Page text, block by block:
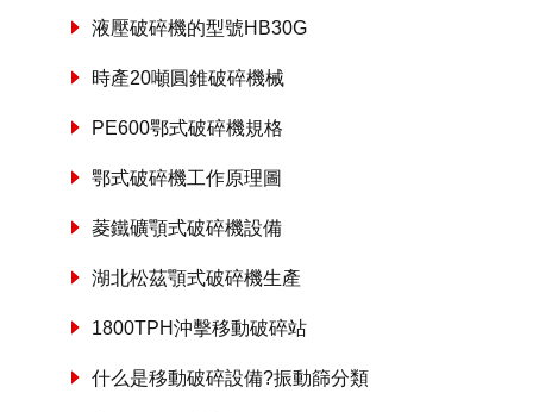
液壓破碎機的型號HB30G
時產20噸圓錐破碎機械
PE600鄂式破碎機規格
鄂式破碎機工作原理圖
菱鐵礦顎式破碎機設備
湖北松茲顎式破碎機生產
1800TPH沖擊移動破碎站
什么是移動破碎設備?振動篩分類